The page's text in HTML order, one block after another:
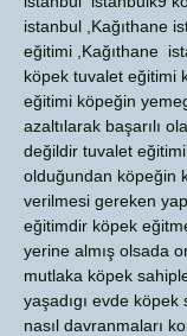
istanbul ,Kağıthane
eğitimi ,Kağıthane
köpek tuvalet eğitimi
eğitimi köpeğin
azaltılarak başarılı
değildir tuvalet
olduğundan köpeğin
verilmesi gereken
eğitimdir köpek
yerine almış olsada
mutlaka köpek
yaşadıgı evde
nasıl davranmaları